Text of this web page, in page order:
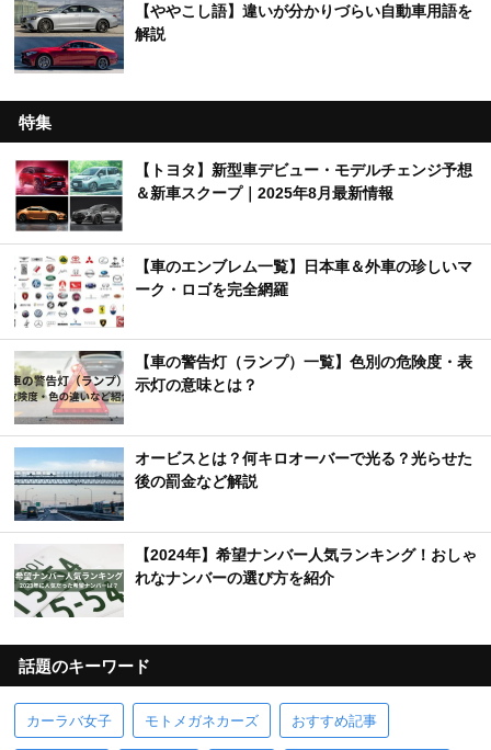
【ややこし語】違いが分かりづらい自動車用語を
解説
特集
【トヨタ】新型車デビュー・モデルチェンジ予想
＆新車スクープ｜2025年8月最新情報
【車のエンブレム一覧】日本車＆外車の珍しいマ
ーク・ロゴを完全網羅
【車の警告灯（ランプ）一覧】色別の危険度・表
示灯の意味とは？
オービスとは？何キロオーバーで光る？光らせた
後の罰金など解説
【2024年】希望ナンバー人気ランキング！おしゃ
れなナンバーの選び方を紹介
話題のキーワード
カーラバ女子 モトメガネカーズ おすすめ記事